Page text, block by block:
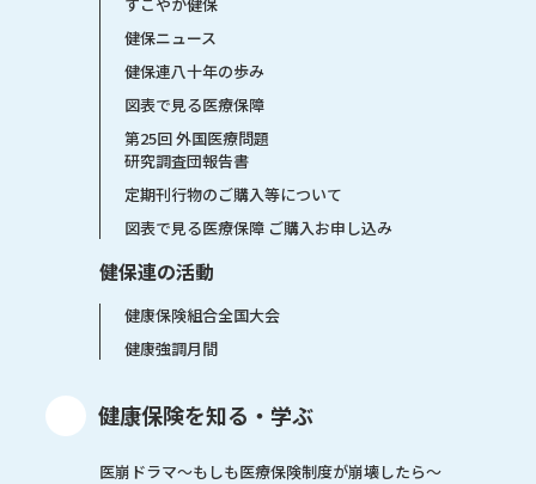
健保ニュース
健保連八十年の歩み
図表で見る医療保障
第25回 外国医療問題
研究調査団報告書
定期刊行物のご購入等について
図表で見る医療保障 ご購入お申し込み
健保連の活動
健康保険組合全国大会
健康強調月間
健康保険を知る・学ぶ
医崩ドラマ〜もしも医療保険制度が崩壊したら〜